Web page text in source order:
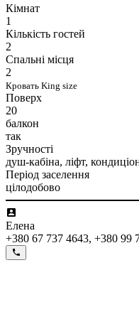
Кімнат
1
Кількість гостей
2
Спальні місця
2
Кровать King size
Поверх
20
балкон
так
Зручності
душ-кабіна, ліфт,
Період заселення
цілодобово
Елена
+380 67 737 4643, +380 99